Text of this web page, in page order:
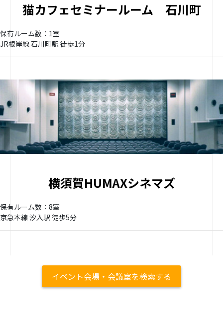
猫カフェセミナールーム 石川町
保有ルーム数：1室
JR根岸線 石川町駅 徒歩1分
横須賀HUMAXシネマズ
保有ルーム数：8室
京急本線 汐入駅 徒歩5分
イベント会場・会議室を検索する